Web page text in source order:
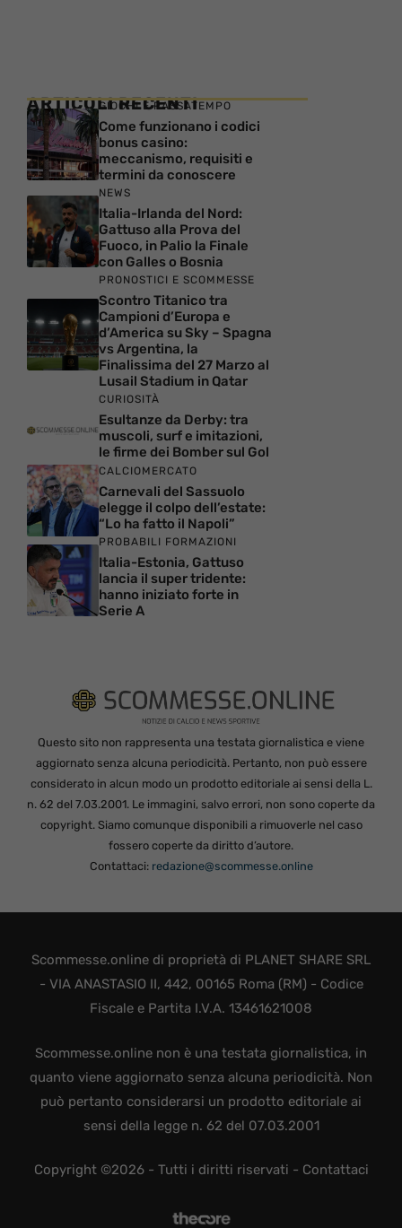
ARTICOLI RECENTI
GIOCHI E PASSATEMPO
Come funzionano i codici
bonus casino:
meccanismo, requisiti e
termini da conoscere
NEWS
Italia-Irlanda del Nord:
Gattuso alla Prova del
Fuoco, in Palio la Finale
con Galles o Bosnia
PRONOSTICI E SCOMMESSE
Scontro Titanico tra
Campioni d’Europa e
d’America su Sky – Spagna
vs Argentina, la
Finalissima del 27 Marzo al
Lusail Stadium in Qatar
CURIOSITÀ
Esultanze da Derby: tra
muscoli, surf e imitazioni,
le firme dei Bomber sul Gol
CALCIOMERCATO
Carnevali del Sassuolo
elegge il colpo dell’estate:
“Lo ha fatto il Napoli”
PROBABILI FORMAZIONI
Italia-Estonia, Gattuso
lancia il super tridente:
hanno iniziato forte in
Serie A
Questo sito non rappresenta una testata giornalistica e viene
aggiornato senza alcuna periodicità. Pertanto, non può essere
considerato in alcun modo un prodotto editoriale ai sensi della L.
n. 62 del 7.03.2001. Le immagini, salvo errori, non sono coperte da
copyright. Siamo comunque disponibili a rimuoverle nel caso
fossero coperte da diritto d’autore.
Contattaci: redazione@scommesse.online
Scommesse.online di proprietà di PLANET SHARE SRL
- VIA ANASTASIO II, 442, 00165 Roma (RM) - Codice
Fiscale e Partita I.V.A. 13461621008
Scommesse.online non è una testata giornalistica, in
quanto viene aggiornato senza alcuna periodicità. Non
può pertanto considerarsi un prodotto editoriale ai
sensi della legge n. 62 del 07.03.2001
Copyright ©2026 - Tutti i diritti riservati - Contattaci